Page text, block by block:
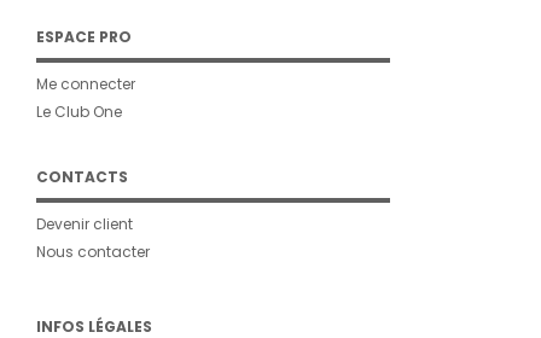
ESPACE PRO
Me connecter
Le Club One
CONTACTS
Devenir client
Nous contacter
INFOS LÉGALES